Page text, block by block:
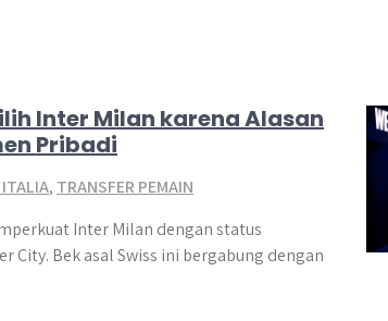
Inter Milan karena Alasan
Pribadi
, TRANSFER PEMAIN
Inter Milan dengan status
City. Bek asal Swiss ini bergabung dengan